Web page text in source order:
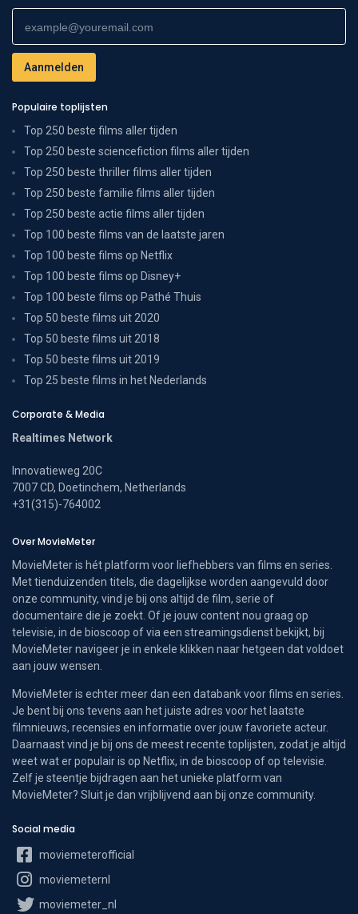
Populaire toplijsten
Top 250 beste films aller tijden
Top 250 beste sciencefiction films aller tijden
Top 250 beste thriller films aller tijden
Top 250 beste familie films aller tijden
Top 250 beste actie films aller tijden
Top 100 beste films van de laatste jaren
Top 100 beste films op Netflix
Top 100 beste films op Disney+
Top 100 beste films op Pathé Thuis
Top 50 beste films uit 2020
Top 50 beste films uit 2018
Top 50 beste films uit 2019
Top 25 beste films in het Nederlands
Corporate & Media
Realtimes Network
Innovatieweg 20C
7007 CD, Doetinchem, Netherlands
+31(315)-764002
Over MovieMeter
MovieMeter is hét platform voor liefhebbers van films en series.
Met tienduizenden titels, die dagelijkse worden aangevuld door
onze community, vind je bij ons altijd de film, serie of
documentaire die je zoekt. Of je jouw content nou graag op
televisie, in de bioscoop of via een streamingsdienst bekijkt, bij
MovieMeter navigeer je in enkele klikken naar hetgeen dat voldoet
aan jouw wensen.
MovieMeter is echter meer dan een databank voor films en series.
Je bent bij ons tevens aan het juiste adres voor het laatste
filmnieuws, recensies en informatie over jouw favoriete acteur.
Daarnaast vind je bij ons de meest recente toplijsten, zodat je altijd
weet wat er populair is op Netflix, in de bioscoop of op televisie.
Zelf je steentje bijdragen aan het unieke platform van
MovieMeter? Sluit je dan vrijblijvend aan bij onze community.
Social media
moviemeterofficial
moviemeternl
moviemeter_nl